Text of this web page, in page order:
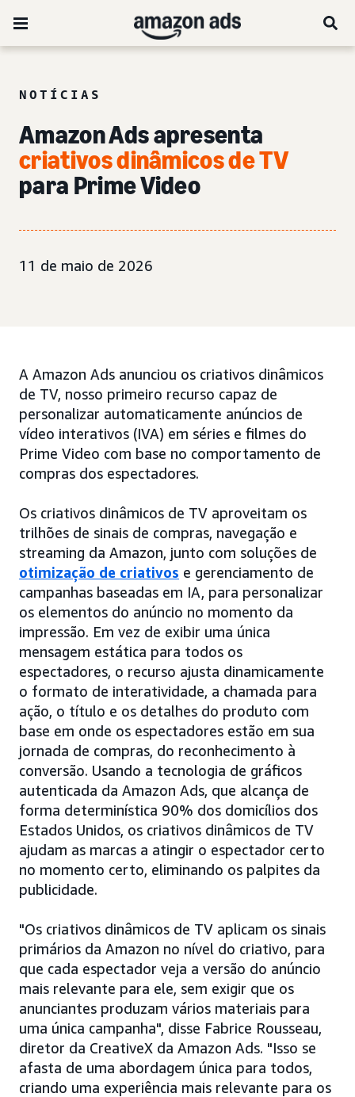
NOTÍCIAS
Amazon Ads apresenta
criativos dinâmicos de TV
para Prime Video
11 de maio de 2026
A Amazon Ads anunciou os criativos dinâmicos
de TV, nosso primeiro recurso capaz de
personalizar automaticamente anúncios de
vídeo interativos (IVA) em séries e filmes do
Prime Video com base no comportamento de
compras dos espectadores.
Os criativos dinâmicos de TV aproveitam os
trilhões de sinais de compras, navegação e
streaming da Amazon, junto com soluções de
otimização de criativos e gerenciamento de
campanhas baseadas em IA, para personalizar
os elementos do anúncio no momento da
impressão. Em vez de exibir uma única
mensagem estática para todos os
espectadores, o recurso ajusta dinamicamente
o formato de interatividade, a chamada para
ação, o título e os detalhes do produto com
base em onde os espectadores estão em sua
jornada de compras, do reconhecimento à
conversão. Usando a tecnologia de gráficos
autenticada da Amazon Ads, que alcança de
forma determinística 90% dos domicílios dos
Estados Unidos, os criativos dinâmicos de TV
ajudam as marcas a atingir o espectador certo
no momento certo, eliminando os palpites da
publicidade.
"Os criativos dinâmicos de TV aplicam os sinais
primários da Amazon no nível do criativo, para
que cada espectador veja a versão do anúncio
mais relevante para ele, sem exigir que os
anunciantes produzam vários materiais para
uma única campanha", disse Fabrice Rousseau,
diretor da CreativeX da Amazon Ads. "Isso se
afasta de uma abordagem única para todos,
criando uma experiência mais relevante para os